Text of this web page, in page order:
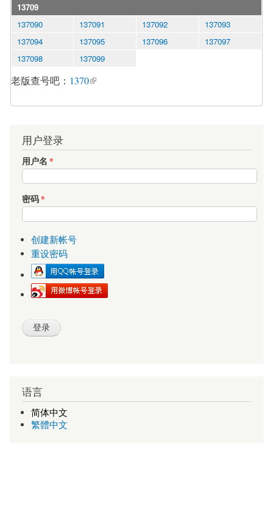
13709
137090
137091 137092
137093
137094
137095 137096
137097
137098
137099
老版查号吧： 1370
用户登录
用户名 *
密码*
创建新帐号
重设密码
语言
简体中文
繁體中文